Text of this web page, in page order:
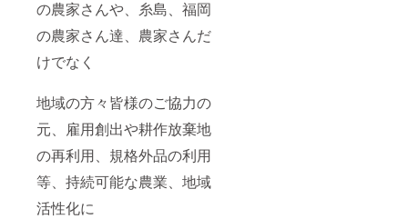
の農家さんや、糸島、福岡
の農家さん達、農家さんだ
けでなく
地域の方々皆様のご協力の
元、雇用創出や耕作放棄地
の再利用、規格外品の利用
等、持続可能な農業、地域
活性化に